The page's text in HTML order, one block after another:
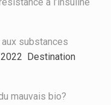
substances
Destination
mauvais bio?